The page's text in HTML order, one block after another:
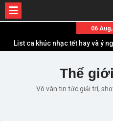
content
06
List ca khúc nhạc tết hay và ý
xuân về
Em ơi lên phố – Minh Vương:
Những ca khúc nhạc xuân
nhưng vẫn ấn
Lời bài hát Làm Gì Phải Hốt –
Thế
Vô vàn tin tức giải trí,